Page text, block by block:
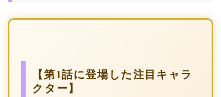
【第1話に登場した注目キャラ
クター】